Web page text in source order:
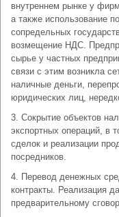
внутреннем рынке у
а также использование
сопредельных
возмещение НДС.
сырье у частных
связи с этим возникла
наличные деньги,
юридических лиц,
3. Сокрытие объектов
экспортных операций, в
сделок и реализации
посредников.
4. Перевод денежных
контракты. Реализация
предварительному